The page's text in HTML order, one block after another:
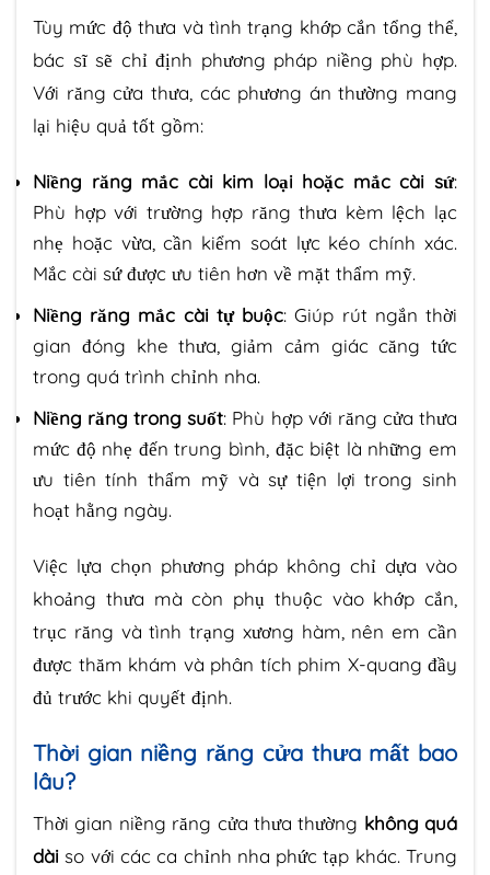
Tùy mức độ thưa và tình trạng khớp cắn tổng thể,
bác sĩ sẽ chỉ định phương pháp niềng phù hợp.
Với răng cửa thưa, các phương án thường mang
lại hiệu quả tốt gồm:
Niềng răng mắc cài kim loại hoặc mắc cài sứ:
Phù hợp với trường hợp răng thưa kèm lệch lạc
nhẹ hoặc vừa, cần kiểm soát lực kéo chính xác.
Mắc cài sứ được ưu tiên hơn về mặt thẩm mỹ.
Niềng răng mắc cài tự buộc: Giúp rút ngắn thời
gian đóng khe thưa, giảm cảm giác căng tức
trong quá trình chỉnh nha.
Niềng răng trong suốt: Phù hợp với răng cửa thưa
mức độ nhẹ đến trung bình, đặc biệt là những em
ưu tiên tính thẩm mỹ và sự tiện lợi trong sinh
hoạt hằng ngày.
Việc lựa chọn phương pháp không chỉ dựa vào
khoảng thưa mà còn phụ thuộc vào khớp cắn,
trục răng và tình trạng xương hàm, nên em cần
được thăm khám và phân tích phim X-quang đầy
đủ trước khi quyết định.
Thời gian niềng răng cửa thưa mất bao
lâu?
Thời gian niềng răng cửa thưa thường không quá
dài so với các ca chỉnh nha phức tạp khác. Trung